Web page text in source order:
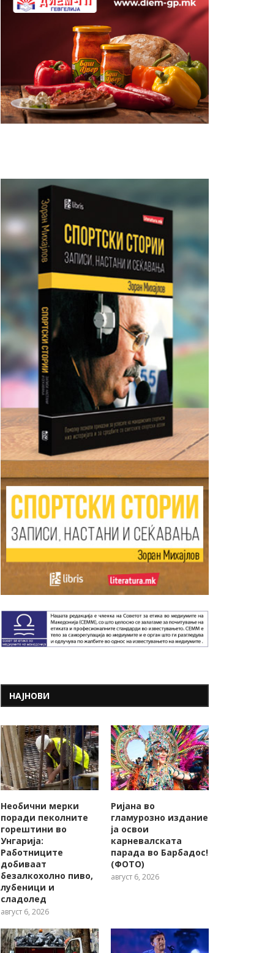
НАЈНОВИ
Необични мерки
поради пеколните
горештини во
Унгарија:
Работниците
добиваат
безалкохолно пиво,
лубеници и
сладолед
август 6, 2026
Ријана во
гламурозно издание
ја освои
карневалската
парада во Барбадос!
(ФОТО)
август 6, 2026